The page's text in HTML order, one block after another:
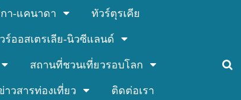
า-แคนาดา ทัวร์ตุรเคีย
ร์ออสเตรเลีย-นิวซีแลนด์
สถานที่ชวนเที่ยวรอบโลก
าวสารท่องเที่ยว ติดต่อเรา